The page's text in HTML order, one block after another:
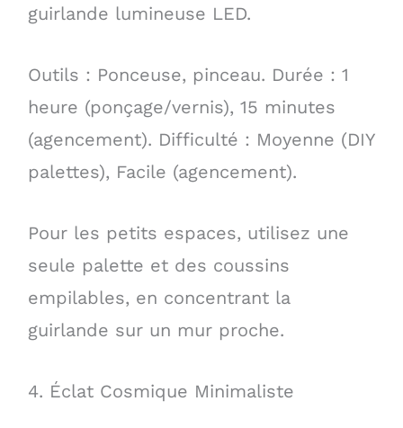
guirlande lumineuse LED.
Outils : Ponceuse, pinceau. Durée : 1
heure (ponçage/vernis), 15 minutes
(agencement). Difficulté : Moyenne (DIY
palettes), Facile (agencement).
Pour les petits espaces, utilisez une
seule palette et des coussins
empilables, en concentrant la
guirlande sur un mur proche.
4. Éclat Cosmique Minimaliste